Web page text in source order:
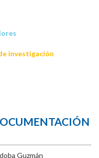
investigación
Guzmán